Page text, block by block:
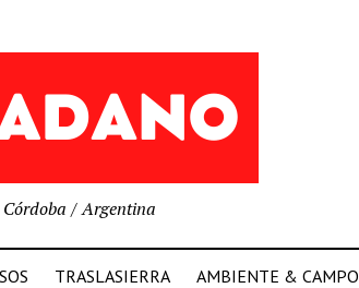
/ Argentina
TRASLASIERRA AMBIENTE & CAMPO